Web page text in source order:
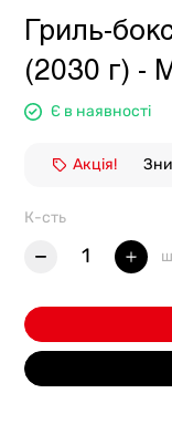
Гриль-
(2030 г) -
Є в наявності
Акція!
К-сть
1